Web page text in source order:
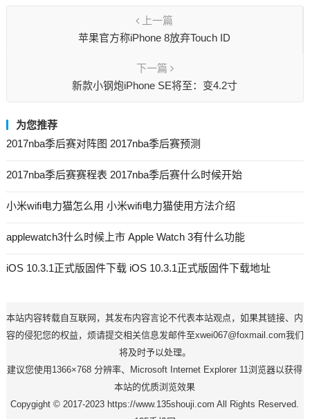
上一篇
苹果官方称iPhone 8放弃Touch ID
下一篇
新款小钢炮iPhone SE将至：变4.2寸
为您推荐
2017nba季后赛对阵图 2017nba季后赛预测
2017nba季后赛赛程表 2017nba季后赛什么时候开始
小米wifi电力猫怎么用 小米wifi电力猫使用方法介绍
applewatch3什么时候上市 Apple Watch 3有什么功能
iOS 10.3.1正式版固件下载 iOS 10.3.1正式版固件下载地址
本站内容转载自互联网，其发布内容言论不代表本站观点，如果其链接、内
容的侵犯您的权益，烦请提交相关信息发邮件至xwei067@foxmail.com我们
将及时予以处理。
建议您使用1366×768 分辨率、Microsoft Internet Explorer 11浏览器以获得
本站的优质浏览效果
Copygight © 2017-2023 https://www.135shouji.com All Rights Reserved.